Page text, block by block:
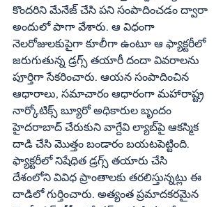
కొందరిని మేనేజ్‌ చేసి పని సంపాదించడం ద్వారా
అందులో పాగా వేశారు. ఆ విధంగా
నెలరోజులకుపైగా కూలీగా ఉంటూ ఆ ఫ్యాక్టరీలో
జరుగుతున్న డ్రగ్స్‌ తయారీ దందా వివరాలను
పూర్తిగా సేకరించారు. ఆయన సంపాదించిన
ఆధారాలు, సమాచారం ఆధారంగా మహారాష్ట్ర
నార్కోటిక్స్‌ బ్యూరో అధికారుల బృందం
హైదరాబాద్‌ చేరుకుని వాగ్దేవి ల్యాబ్‌పై ఆకస్మిక
దాడి చేసి మొత్తం బండారం బయటపెట్టింది.
ఫ్యాక్టరీలో నిషేధిత డ్రగ్స్‌ తయారు చేసి
దేశంలోని వివిధ ప్రాంతాలకు తరలిస్తున్నట్లు ఈ
దాడిలో గుర్తించారు. అత్యంత ప్రమాదకరమైన